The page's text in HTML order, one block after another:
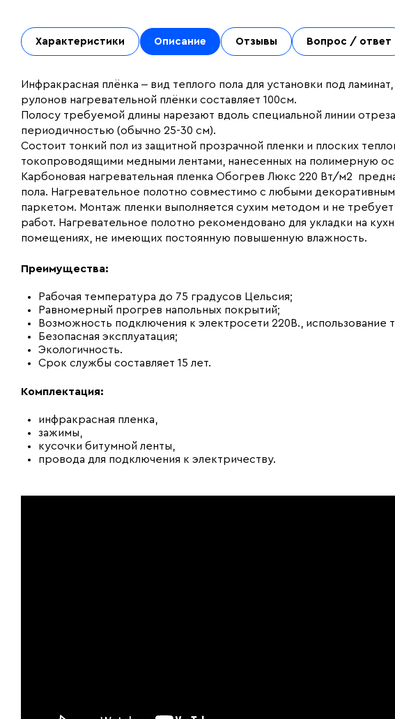
Характеристики Описание Отзывы Вопрос / ответ
Инфракрасная плёнка ‒ вид теплого пола для установки под
рулонов нагревательной плёнки составляет 100см.
Полосу требуемой длины нарезают вдоль специальной линии
периодичностью (обычно 25-30 см).
Состоит тонкий пол из защитной прозрачной пленки и плоских
токопроводящими медными лентами, нанесенных на полимерную
Карбоновая нагревательная пленка Обогрев Люкс 220 Вт/м2
пола. Нагревательное полотно совместимо с любыми
паркетом. Монтаж пленки выполняется сухим методом и не
работ. Нагревательное полотно рекомендовано для укладки на
помещениях, не имеющих постоянную повышенную влажность.
Преимущества:
Рабочая температура до 75 градусов Цельсия;
Равномерный прогрев напольных покрытий;
Возможность подключения к электросети 220В.,
Безопасная эксплуатация;
Экологичность.
Срок службы составляет 15 лет.
Комплектация:
инфракрасная пленка,
зажимы,
кусочки битумной ленты,
провода для подключения к электричеству.